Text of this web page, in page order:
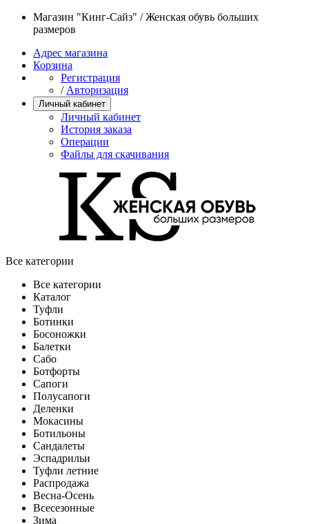
Магазин "Кинг-Сайз" / Женская обувь больших
размеров
Адрес магазина
Корзина
Регистрация
/ Авторизация
Личный кабинет
Личный кабинет
История заказа
Операции
Файлы для скачивания
Все категории
Все категории
Каталог
Туфли
Ботинки
Босоножки
Балетки
Сабо
Ботфорты
Сапоги
Полусапоги
Деленки
Мокасины
Ботильоны
Сандалеты
Эспадрильи
Туфли летние
Распродажа
Весна-Осень
Всесезонные
Зима